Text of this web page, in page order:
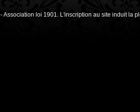
- Association loi 1901. L'inscription au site induit la